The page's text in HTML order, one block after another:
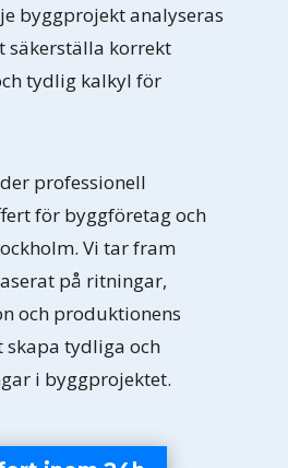
byggprojekt analyseras
korrekt
tydlig kalkyl för
professionell
för byggföretag och
Vi tar fram
på ritningar,
och produktionens
tydliga och
i byggprojektet.